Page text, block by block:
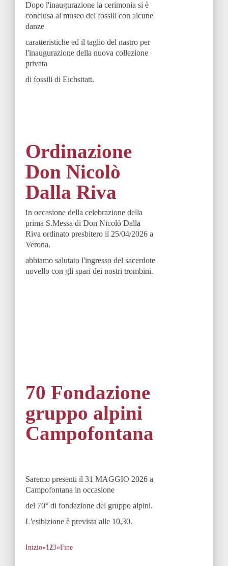
Dopo l'inaugurazione la cerimonia si è
conclusa al museo dei fossili con alcune
danze
caratteristiche ed il taglio del nastro per
l'inaugurazione della nuova collezione
privata
di fossili di Eichsttatt.
Ordinazione
Don Nicolò
Dalla Riva
In occasione della celebrazione della
prima S.Messa di Don Nicolò Dalla
Riva ordinato presbitero il 25/04/2026 a
Verona,
abbiamo salutato l'ingresso del sacerdote
novello con gli spari dei nostri trombini.
70 Fondazione
gruppo alpini
Campofontana
Saremo presenti il 31 MAGGIO 2026 a
Campofontana in occasione
del 70° di fondazione del gruppo alpini.
L'esibizione è prevista alle 10,30.
Inizio«123»Fine